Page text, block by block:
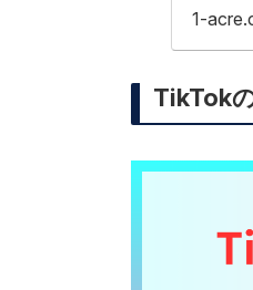
1-
TikTok